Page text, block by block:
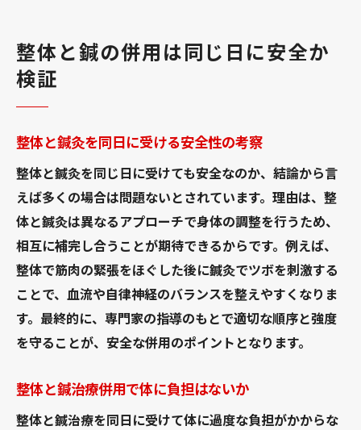
整体と鍼治療の併用が健康に与える影響
鍼と整体を田町で同日受けるメリットとは
整体と鍼治療併用の相乗効果を引き出す方
法
整体鍼灸同日受診で得られる効果とは
整体と鍼併用が慢性的な症状に効く理由
整体と鍼灸の組み合わせが人気な理由
整体鍼灸を田町で選ぶ際のメリット紹介
整体と鍼灸の効果的な組み合わせ方解説
整体と鍼灸の効果を高める併用のコツ
整体と鍼治療の順番選びが重要な理由
整体鍼灸の併用で注意すべきポイント
整体と鍼の併用は同じ日に安全か
検証
整体と鍼灸を同日に受ける安全性の考察
整体と鍼灸を同じ日に受けても安全なのか、結論から言
えば多くの場合は問題ないとされています。理由は、整
体と鍼灸は異なるアプローチで身体の調整を行うため、
相互に補完し合うことが期待できるからです。例えば、
整体で筋肉の緊張をほぐした後に鍼灸でツボを刺激する
ことで、血流や自律神経のバランスを整えやすくなりま
す。最終的に、専門家の指導のもとで適切な順序と強度
を守ることが、安全な併用のポイントとなります。
整体と鍼治療併用で体に負担はないか
整体と鍼治療を同日に受けて体に過度な負担がかからな